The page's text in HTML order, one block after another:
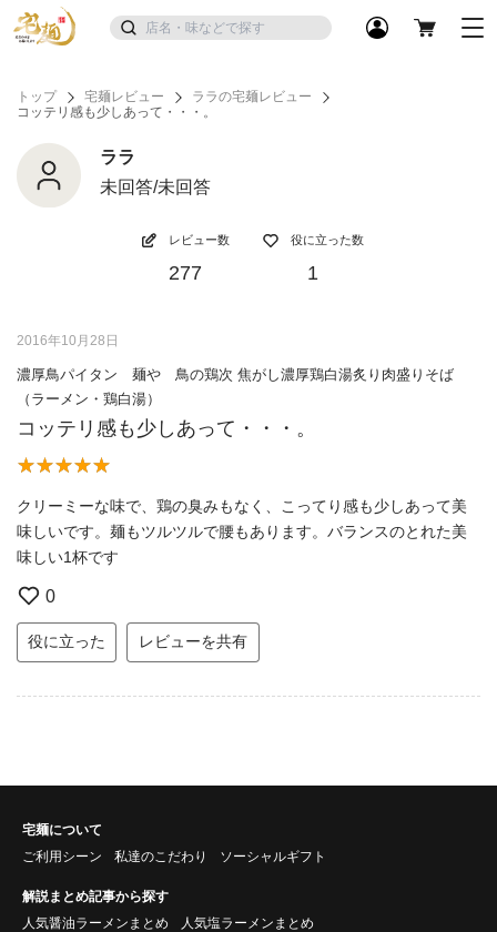
トップ 宅麺レビュー
ララの宅麺レビュー
コッテリ感も少しあって・・・。
ララ
未回答/未回答
レビュー数
277
役に立った数
1
2016年10月28日
濃厚鳥パイタン 麺や 鳥の鶏次 焦がし濃厚鶏白湯炙り肉盛りそば
（ラーメン・鶏白湯）
コッテリ感も少しあって・・・。
クリーミーな味で、鶏の臭みもなく、こってり感も少しあって美
味しいです。麺もツルツルで腰もあります。バランスのとれた美
味しい1杯です
0
役に立った レビューを共有
宅麺について
ご利用シーン
私達のこだわり ソーシャルギフト
解説まとめ記事から探す
人気醤油ラーメンまとめ
人気塩ラーメンまとめ